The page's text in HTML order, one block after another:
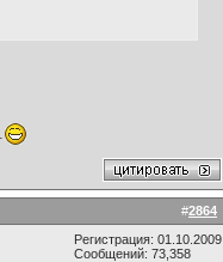
#2864
Регистрация: 01.10.2009
Сообщений: 73,358